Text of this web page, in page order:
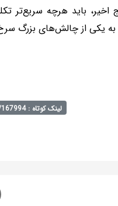
یکی از چالش‌های بزرگ
لینک کوتاه : https://arteshesorkh.com/p/167994